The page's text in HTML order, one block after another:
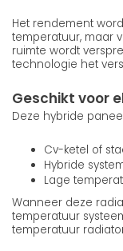
Het rendement
temperatuur, maar
ruimte wordt
technologie het
Geschikt voor
Deze hybride
Cv-ketel of
Hybride
Lage
Wanneer deze
temperatuur
temperatuur